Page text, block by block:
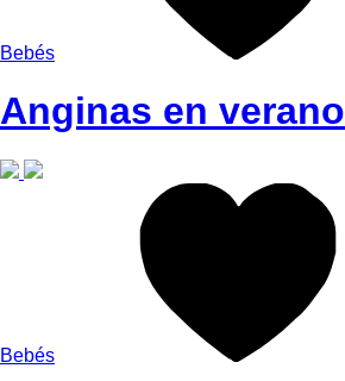
Bebés
Anginas en verano
Bebés